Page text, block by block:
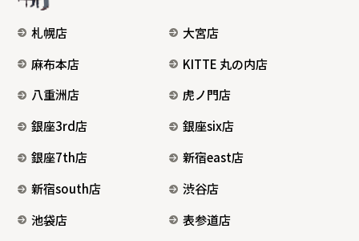
札幌店
大宮店
麻布本店
KITTE 丸の内店
八重洲店
虎ノ門店
銀座3rd店
銀座six店
銀座7th店
新宿east店
新宿south店
渋谷店
池袋店
表参道店